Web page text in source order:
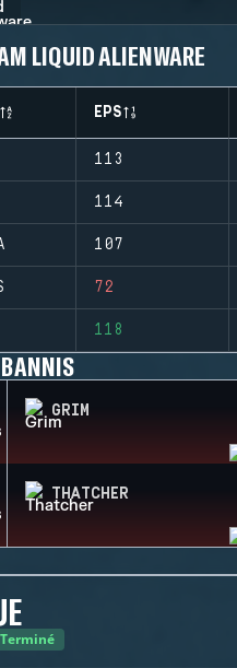
LIQUID ALIENWARE
EPS
113
114
107
72
118
GRIM
THATCHER
Terminé